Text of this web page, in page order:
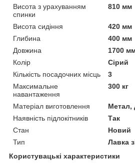
Висота з урахуванням
спинки
810 мм
Висота сидіння
420 мм
Глибина
400 мм
Довжина
1700
Колір
Сірий
Кількість посадочних місць
3
Максимальне
навантаження
300 кг
Матеріал виготовлення
Метал,
Наявність підлокітників
Так
Стан
Новий
Тип
Лавка
Користувацькі характеристики